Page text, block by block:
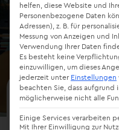
helfen, diese Website und
Personenbezogene Daten
Adressen), z. B. für
Messung von Anzeigen und
Verwendung Ihrer Daten
Es besteht keine
einzuwilligen, um dieses
jederzeit unter Einstellungen
beachten Sie, dass
möglicherweise nicht alle
Einige Services verarbeiten
Mit Ihrer Einwilligung zur